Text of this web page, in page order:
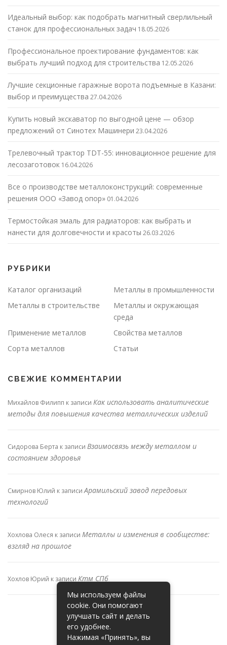
Идеальный выбор: как подобрать магнитный сверлильный
станок для профессиональных задач 18.05.2026
Профессиональное проектирование фундаментов: как
выбрать лучший подход для строительства 12.05.2026
Лучшие секционные гаражные ворота подъемные в Казани:
выбор и преимущества 27.04.2026
Купить новый экскаватор по выгодной цене — обзор
предложений от Синотех Машинери 23.04.2026
Трелевочный трактор TDT-55: инновационное решение для
лесозаготовок 16.04.2026
Все о производстве металлоконструкций: современные
решения ООО «Завод опор» 01.04.2026
Термостойкая эмаль для радиаторов: как выбрать и
нанести для долговечности и красоты 26.03.2026
РУБРИКИ
Каталог организаций
Металлы в промышленности
Металлы в строительстве
Металлы и окружающая
среда
Применение металлов
Свойства металлов
Сорта металлов
Статьи
СВЕЖИЕ КОММЕНТАРИИ
Михайлов Филипп к записи Как использовать аналитические
методы для повышения качества металлических изделий
Сидорова Берта к записи Взаимосвязь между металлом и
состоянием здоровья
Смирнов Юлий к записиАрамильский завод передовых
технологий
Хохлова Олеся к записи Металлы и изменения в сообществе:
взгляд на прошлое
Хохлов Юрий к записи Ктм СПб
Мы используем файлы
cookie. Они помогают
улучшать сайт и делать
его удобнее.
Нажимая «Принять», вы